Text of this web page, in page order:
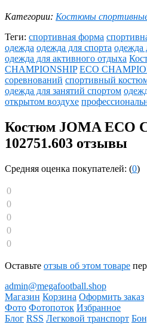
Категории: Костюмы
Теги: спортивная форма
одежда одежда для спорта одежда
одежда для активного отдыха
CHAMPIONSHIP ECO
соревнований спортивный
одежда для занятий спортом
открытом воздухе
Костюм JOMA ECO
102751.603 отзывы
Средняя оценка покупателей: (0)
0
0
0
0
0
Оставьте отзыв об этом товаре
admin@megafootball.shop
Магазин Корзина Оформить заказ
Фото Фотопоток Избранное
Блог RSS Легковой транспорт